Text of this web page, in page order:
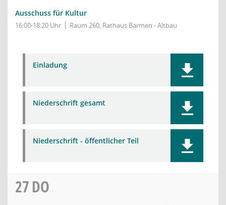
Ausschuss für Kultur
16:00-18:20 Uhr Raum 260, Rathaus Barmen - Altbau
Einladung
Niederschrift gesamt
Niederschrift - öffentlicher Teil
27DO